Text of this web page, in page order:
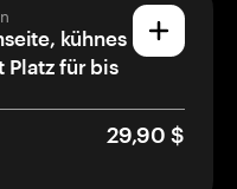
kühnes
Platz für bis
29,90 $